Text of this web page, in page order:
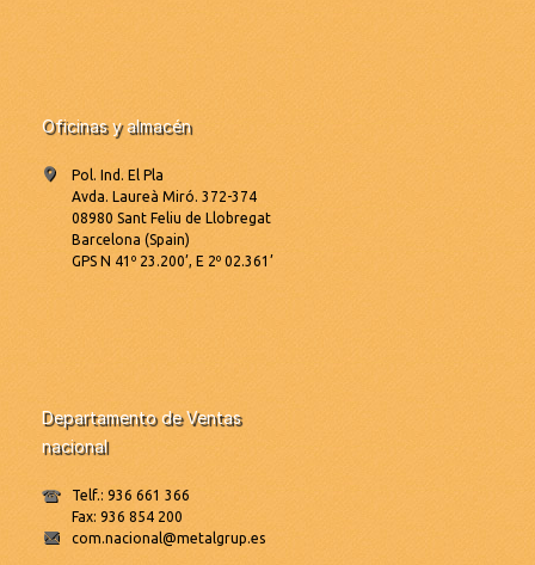
Oficinas y almacén
Pol. Ind. El Pla
Avda. Laureà Miró. 372-374
08980 Sant Feliu de Llobregat
Barcelona (Spain)
GPS N 41º 23.200’, E 2º 02.361’
Departamento de Ventas
nacional
Telf.: 936 661 366
Fax: 936 854 200
com.nacional@metalgrup.es